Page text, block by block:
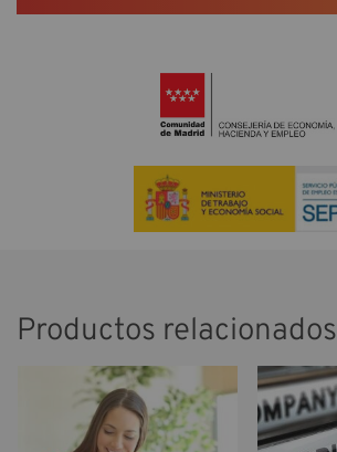
Productos relacionados